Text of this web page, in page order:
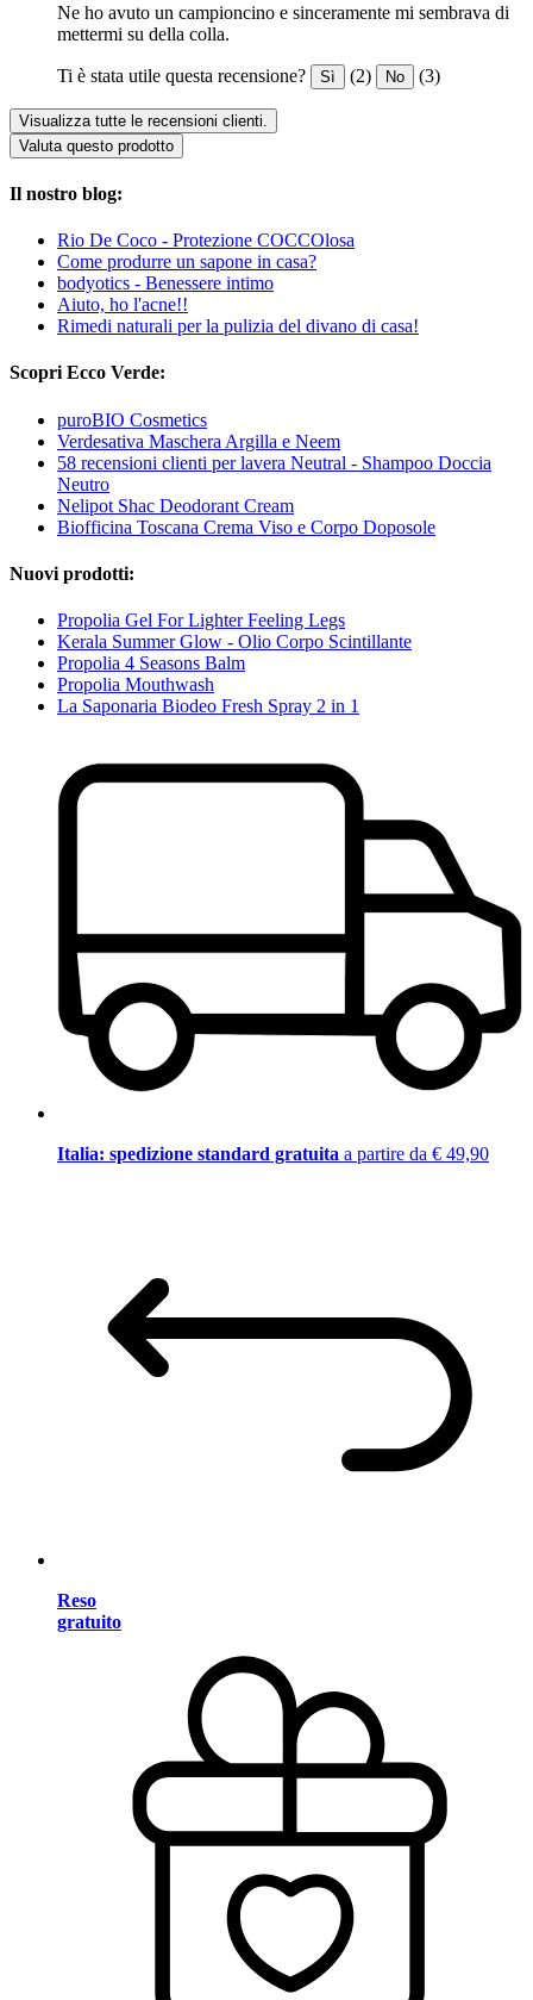
Ne ho avuto un campioncino e sinceramente mi sembrava di
mettermi su della colla.
Ti è stata utile questa recensione? Sì (2) No (3)
Visualizza tutte le recensioni clienti.
Valuta questo prodotto
Il nostro blog:
Rio De Coco - Protezione COCCOlosa
Come produrre un sapone in casa?
bodyotics - Benessere intimo
Aiuto, ho l'acne!!
Rimedi naturali per la pulizia del divano di casa!
Scopri Ecco Verde:
puroBIO Cosmetics
Verdesativa Maschera Argilla e Neem
58 recensioni clienti per lavera Neutral - Shampoo Doccia
Neutro
Nelipot Shac Deodorant Cream
Biofficina Toscana Crema Viso e Corpo Doposole
Nuovi prodotti:
Propolia Gel For Lighter Feeling Legs
Kerala Summer Glow - Olio Corpo Scintillante
Propolia 4 Seasons Balm
Propolia Mouthwash
La Saponaria Biodeo Fresh Spray 2 in 1
Italia: spedizione standard gratuita a partire da € 49,90
Reso
gratuito